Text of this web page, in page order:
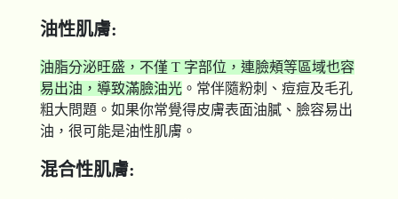
油性肌膚:
油脂分泌旺盛，不僅 T 字部位，連臉頰等區域也容
易出油，導致滿臉油光 。常伴隨粉刺、痘痘及毛孔
粗大問題。如果你常覺得皮膚表面油膩、臉容易出
油，很可能是油性肌膚。
混合性肌膚: